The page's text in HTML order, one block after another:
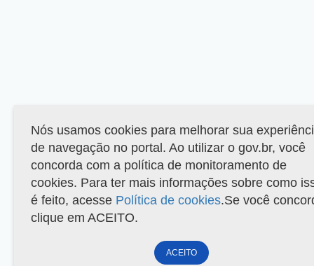
Nós usamos cookies para melhorar sua
de navegação no portal. Ao utilizar o gov.br, você
concorda com a política de monitoramento de
cookies. Para ter mais informações sobre como
é feito, acesse Política de cookies.Se você
clique em ACEITO.
ACEITO